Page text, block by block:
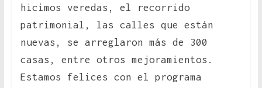
hicimos veredas, el recorrido
patrimonial, las calles que están
nuevas, se arreglaron más de 300
casas, entre otros mejoramientos.
Estamos felices con el programa